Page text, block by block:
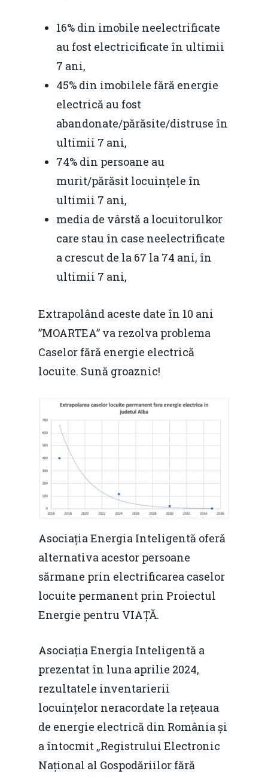
16% din imobile neelectrificate
au fost electricificate în ultimii
7 ani,
45% din imobilele fără energie
electrică au fost
abandonate/părăsite/distruse în
ultimii 7 ani,
74% din persoane au
murit/părăsit locuințele în
ultimii 7 ani,
media de vârstă a locuitorulkor
care stau în case neelectrificate
a crescut de la 67 la 74 ani, în
ultimii 7 ani,
Extrapolând aceste date în 10 ani
”MOARTEA” va rezolva problema
Caselor fără energie electrică
locuite. Sună groaznic!
Asociația Energia Inteligentă oferă
alternativa acestor persoane
sărmane prin electrificarea caselor
locuite permanent prin Proiectul
Energie pentru VIAȚĂ.
Asociația Energia Inteligentă a
prezentat în luna aprilie 2024,
rezultatele inventarierii
locuințelor neracordate la rețeaua
de energie electrică din România și
a întocmit „Registrului Electronic
Național al Gospodăriilor fără